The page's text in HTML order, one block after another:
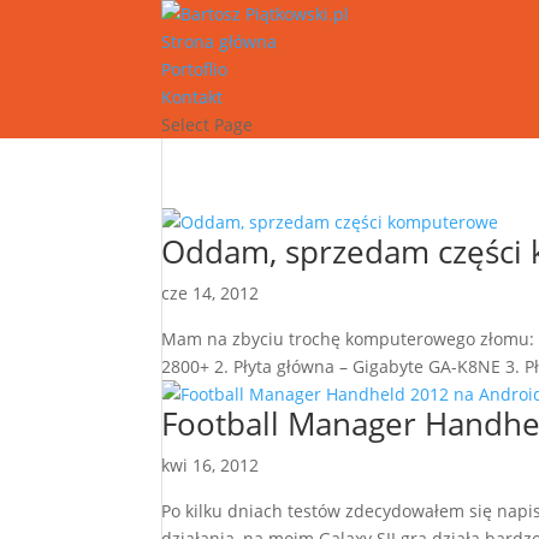
Strona główna
Portoflio
Kontakt
Select Page
Oddam, sprzedam
cze 14, 2012
Mam na zbyciu trochę komputerowego złomu:
2800+ 2. Płyta główna – Gigabyte GA-K8NE 3.
Football Manager
kwi 16, 2012
Po kilku dniach testów zdecydowałem się